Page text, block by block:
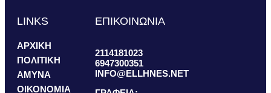
LINKS
ΑΡΧΙΚΗ
ΠΟΛΙΤΙΚΗ
ΑΜΥΝΑ
ΟΙΚΟΝΟΜΙΑ
ΕΠΙΚΟΙΝΩΝΙΑ
2114181023
6947300351
INFO@ELLHNES.NET